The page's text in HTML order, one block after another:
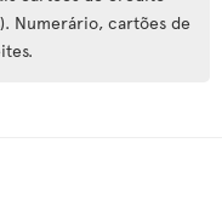
Numerário, cartões de